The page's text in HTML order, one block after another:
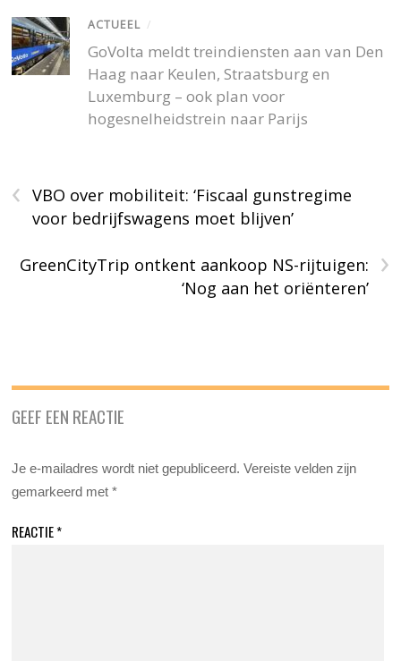
ACTUEEL /
GoVolta meldt treindiensten aan van Den
Haag naar Keulen, Straatsburg en
Luxemburg – ook plan voor
hogesnelheidstrein naar Parijs
‹
VBO over mobiliteit: ‘Fiscaal gunstregime
voor bedrijfswagens moet blijven’
›
GreenCityTrip ontkent aankoop NS-rijtuigen:
‘Nog aan het oriënteren’
GEEF EEN REACTIE
Je e-mailadres wordt niet gepubliceerd. Vereiste velden zijn
gemarkeerd met*
REACTIE*